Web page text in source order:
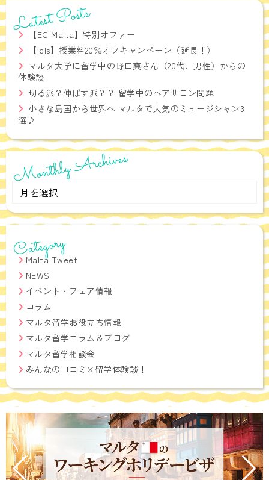
Latest Posts
【EC Malta】特別オファー
【iels】授業料20％オフキャンペーン（延長！）
マルタ大学に留学中の野口爽さん（20代、男性）からの
体験談
切る派？伸ばす派？？ 留学中のヘアサロン問題
小さな島国から世界へ マルタで人気のミュージシャン3
選♪
Monthly Archives
Monthly
Archives
Category
Malta Tweet
NEWS
イベント・フェア情報
コラム
マルタ留学お役立ち情報
マルタ留学コラム＆ブログ
マルタ留学相談会
みんなの口コミ×留学体験談！